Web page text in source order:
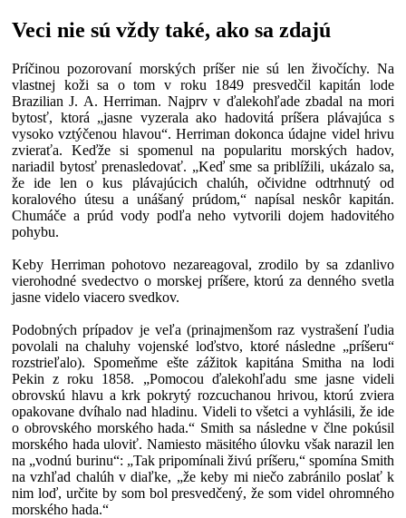
Veci nie sú vždy také, ako sa zdajú
Príčinou pozorovaní morských príšer nie sú len živočíchy. Na
vlastnej koži sa o tom v roku 1849 presvedčil kapitán lode
Brazilian J. A. Herriman. Najprv v ďalekohľade zbadal na mori
bytosť, ktorá „jasne vyzerala ako hadovitá príšera plávajúca s
vysoko vztýčenou hlavou“. Herriman dokonca údajne videl hrivu
zvieraťa. Keďže si spomenul na popularitu morských hadov,
nariadil bytosť prenasledovať. „Keď sme sa priblížili, ukázalo sa,
že ide len o kus plávajúcich chalúh, očividne odtrhnutý od
koralového útesu a unášaný prúdom,“ napísal neskôr kapitán.
Chumáče a prúd vody podľa neho vytvorili dojem hadovitého
pohybu.
Keby Herriman pohotovo nezareagoval, zrodilo by sa zdanlivo
vierohodné svedectvo o morskej príšere, ktorú za denného svetla
jasne videlo viacero svedkov.
Podobných prípadov je veľa (prinajmenšom raz vystrašení ľudia
povolali na chaluhy vojenské loďstvo, ktoré následne „príšeru“
rozstrieľalo). Spomeňme ešte zážitok kapitána Smitha na lodi
Pekin z roku 1858. „Pomocou ďalekohľadu sme jasne videli
obrovskú hlavu a krk pokrytý rozcuchanou hrivou, ktorú zviera
opakovane dvíhalo nad hladinu. Videli to všetci a vyhlásili, že ide
o obrovského morského hada.“ Smith sa následne v člne pokúsil
morského hada uloviť. Namiesto mäsitého úlovku však narazil len
na „vodnú burinu“: „Tak pripomínali živú príšeru,“ spomína Smith
na vzhľad chalúh v diaľke, „že keby mi niečo zabránilo poslať k
nim loď, určite by som bol presvedčený, že som videl ohromného
morského hada.“